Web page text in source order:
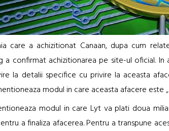
care a achizitionat Canaan, dupa cum
a confirmat achizitionarea pe site-ul oficial.
la detalii specifice cu privire la aceasta
modul in care aceasta afacere este „
modul in care Lyt va plati doua
a finaliza afacerea. Pentru a transpune